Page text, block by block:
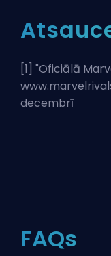
[1] "Oficiālā
decembrī
FAQs